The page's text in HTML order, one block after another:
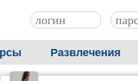
Развлечения